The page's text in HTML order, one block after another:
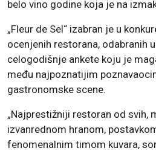
belo vino godine koja je na
„Fleur de Sel“ izabran je u
ocenjenih restorana, odabranih
celogodišnje ankete koju je
među najpoznatijim
gastronomske scene.
„Najprestižniji restoran od svih,
izvanrednom hranom,
fenomenalnim timom kuvara,